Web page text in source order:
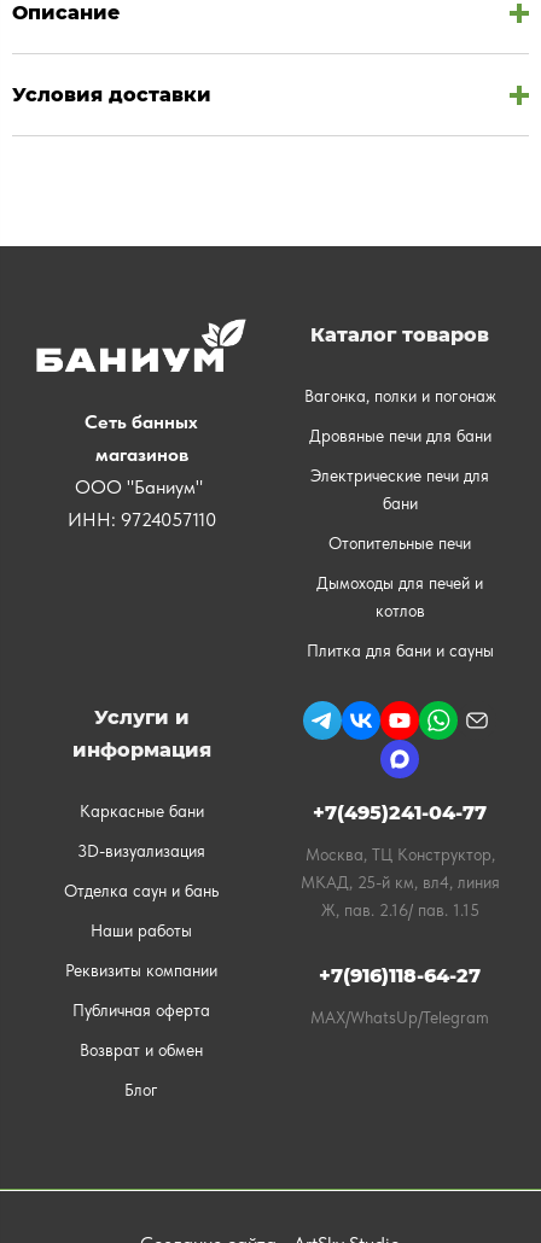
Описание
Условия доставки
Сеть банных
магазинов
ООО "Баниум"
ИНН: 9724057110
Каталог товаров
Вагонка, полки и погонаж
Дровяные печи для бани
Электрические печи для
бани
Отопительные печи
Дымоходы для печей и
котлов
Плитка для бани и сауны
Услуги и
информация
Каркасные бани
3D-визуализация
Отделка саун и бань
Наши работы
Реквизиты компании
Публичная оферта
Возврат и обмен
Блог
+7(495)241-04-77
Москва, ТЦ Конструктор,
МКАД, 25-й км, вл4, линия
Ж, пав. 2.16/ пав. 1.15
+7(916)118-64-27
MAX/WhatsUp/Telegram